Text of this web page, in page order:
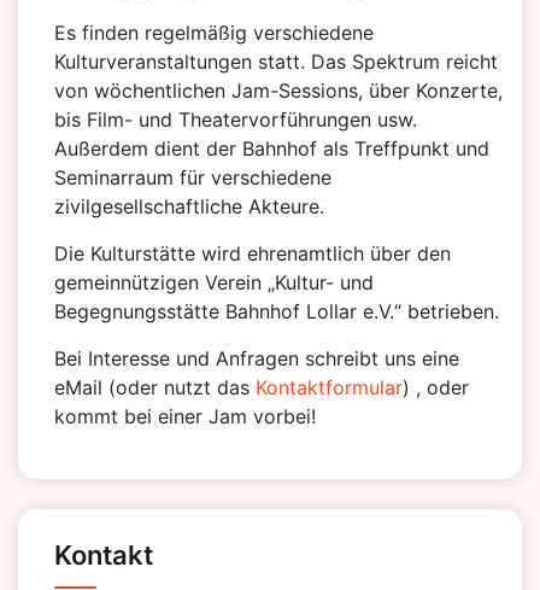
Es finden regelmäßig verschiedene
Kulturveranstaltungen statt. Das Spektrum reicht
von wöchentlichen Jam-Sessions, über Konzerte,
bis Film- und Theatervorführungen usw.
Außerdem dient der Bahnhof als Treffpunkt und
Seminarraum für verschiedene
zivilgesellschaftliche Akteure.
Die Kulturstätte wird ehrenamtlich über den
gemeinnützigen Verein „Kultur- und
Begegnungsstätte Bahnhof Lollar e.V.“ betrieben.
Bei Interesse und Anfragen schreibt uns eine
eMail (oder nutzt das Kontaktformular) , oder
kommt bei einer Jam vorbei!
Kontakt